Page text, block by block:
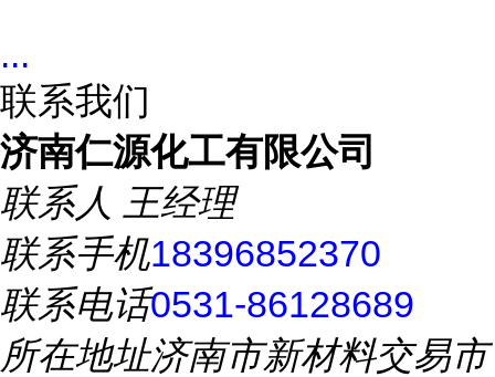
...
联系我们
济南仁源化工有限公司
联系人 王经理
联系手机18396852370
联系电话0531-86128689
所在地址济南市新材料交易市